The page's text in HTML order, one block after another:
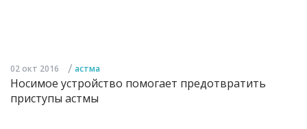
02 окт 2016 / астма
Носимое устройство помогает предотвратить
приступы астмы